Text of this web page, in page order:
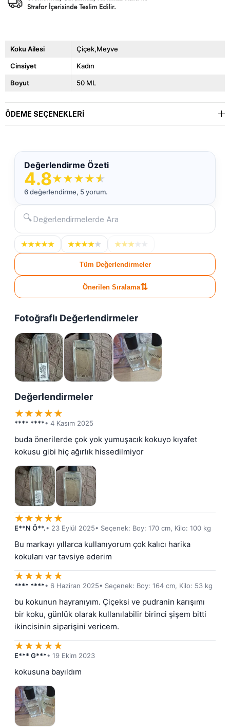
Koku Ailesi Çiçek,Meyve
Cinsiyet Kadın
Boyut 50 ML
ÖDEME SEÇENEKLERI
Değerlendirme Özeti
4.8★★★★★
6 değerlendirme, 5 yorum.
🔍
★★★★★ ★★★★★ ★★★
Tüm Değerlendirmeler
Önerilen Sıralama⇅
Fotoğraflı Değerlendirmeler
Değerlendirmeler
★★★★★
**** ****• 4 Kasım 2025
buda önerilerde çok yok yumuşacık kokuyo kıyafet
kokusu gibi hiç ağırlık hissedilmiyor
★★★★★
E**N Ö**.• 23 Eylül 2025• Seçenek: Boy: 170 cm, Kilo: 100 kg
Bu markayı yıllarca kullanıyorum çok kalıcı harika
kokuları var tavsiye ederim
★★★★★
**** ****• 6 Haziran 2025• Seçenek: Boy: 164 cm, Kilo: 53 kg
bu kokunun hayranıyım. Çiçeksi ve pudranin karışımı
bir koku, günlük olarak kullanılabilir birinci şişem bitti
ikincisinin siparişini vericem.
★★★★★
E*** G***• 19 Ekim 2023
kokusuna bayıldım